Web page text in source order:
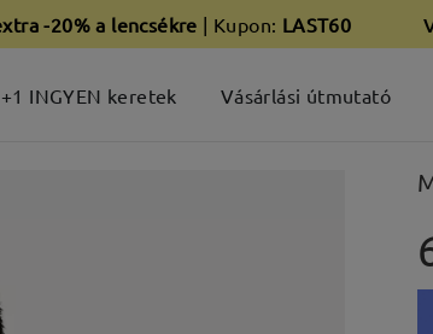
-20% a lencsékre | Kupon: LAST60
INGYEN keretek Vásárlási útmutató